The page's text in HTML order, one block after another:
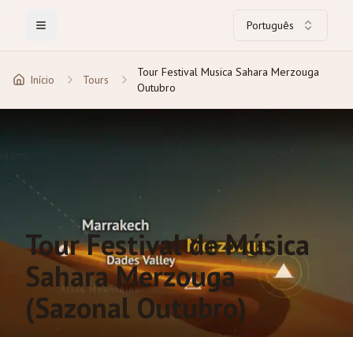
Toggle Menu Português
Início Tours
Tour Festival Musica Sahara Merzouga
Outubro
Tour Festival de Música
Sahara Merzouga
(Sazonal Outubro)